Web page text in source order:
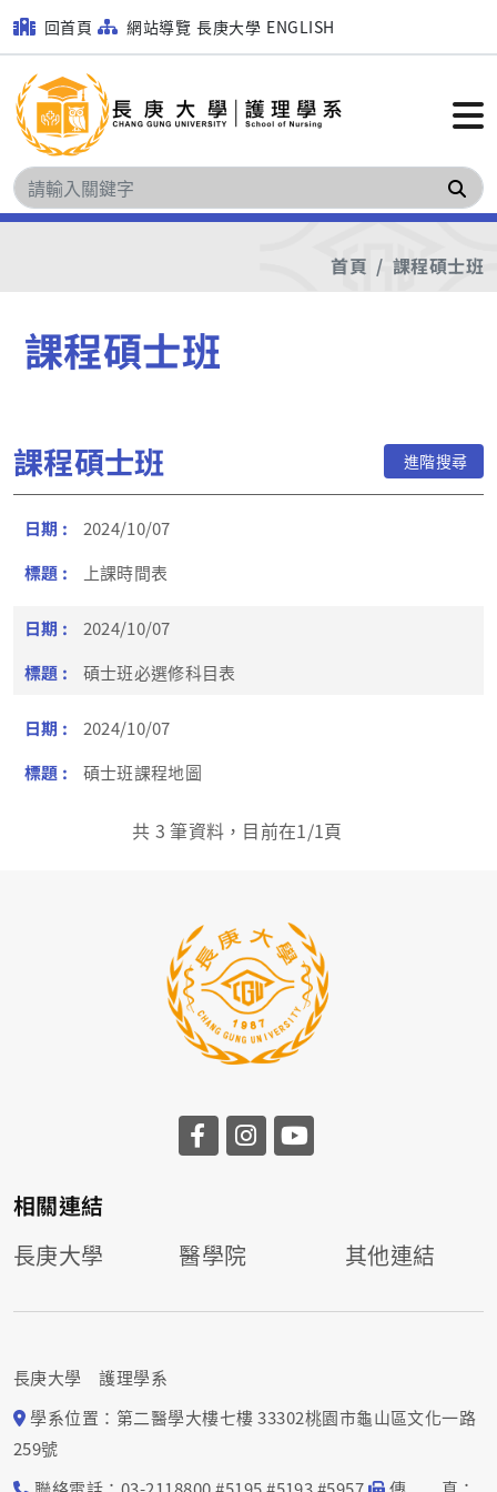
回首頁 網站導覽 長庚大學 ENGLISH
搜
首頁 課程碩士班
課程碩士班
課程碩士班 進階搜尋
2024/10/07
上課時間表
2024/10/07
碩士班必選修科目表
2024/10/07
碩士班課程地圖
共 3 筆資料，目前在1/1頁
相關連結
長庚大學
醫學院 其他連結
長庚大學 護理學系
學系位置：第二醫學大樓七樓 33302桃園市龜山區文化一路
259號